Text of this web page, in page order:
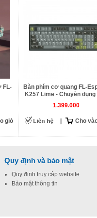
FL-
giỏ
Bàn phím cơ quang FL-
K257 Lime - Chuyên dụng
Gamenet
1.399.000
Cho
Quy định và bảo mật
Quy định truy cập website
Bảo mật thông tin